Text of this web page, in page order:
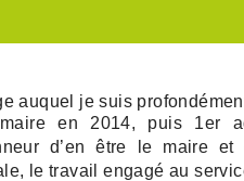
auquel je suis
en 2014, puis 1er
d’en être le maire
le travail engagé au